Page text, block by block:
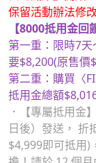
【8000抵用金回
第一重：限時7天
要$8,200(原售價
第二重：購買〈
抵用金總額
．【專屬抵用金
日後）發送，
$4,999即可抵用
擔！請於 12 個